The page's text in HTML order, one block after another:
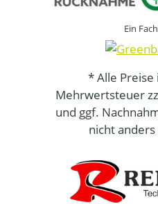
Ein
* Alle Preise
Mehrwertsteuer
und ggf.
nicht